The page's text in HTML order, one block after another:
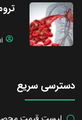
دسترسی سریع